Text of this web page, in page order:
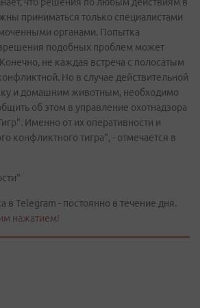
приниматься только специалистами
органами. Попытка
подобных проблем может
не каждая встреча с полосатым
Но в случае действительной
и домашним животным, необходимо
об этом в управление охотнадзора
Именно от их оперативности и
конфликтного тигра", - отмечается в
в Telegram - постоянно в течение дня.
нажатием!